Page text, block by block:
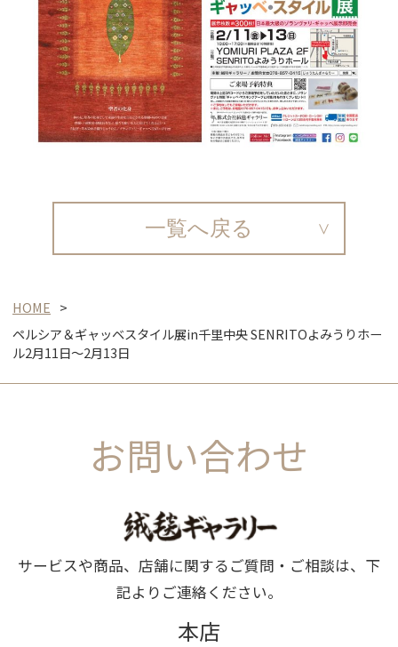
一覧へ戻る
HOME
ペルシア＆ギャッベスタイル展in千里中央 SENRITOよみうりホー
ル2月11日～2月13日
お問い合わせ
サービスや商品、店舗に関するご質問・ご相談は、下
記よりご連絡ください。
本店